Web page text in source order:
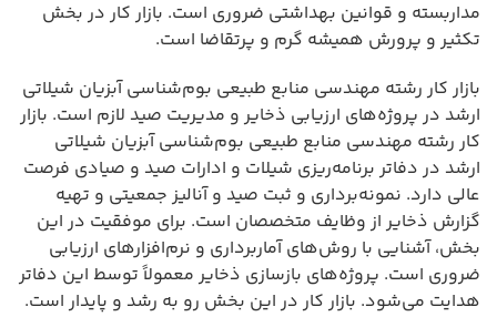
مداربسته و قوانین بهداشتی ضروری است. بازار کار در بخش
تکثیر و پرورش همیشه گرم و پرتقاضا است.
بازار کار رشته مهندسی منابع طبیعی بوم‌شناسی آبزیان شیلاتی
ارشد در پروژه‌های ارزیابی ذخایر و مدیریت صید لازم است. بازار
کار رشته مهندسی منابع طبیعی بوم‌شناسی آبزیان شیلاتی
ارشد در دفاتر برنامه‌ریزی شیلات و ادارات صید و صیادی فرصت
عالی دارد. نمونه‌برداری و ثبت صید و آنالیز جمعیتی و تهیه
گزارش ذخایر از وظایف متخصصان است. برای موفقیت در این
بخش، آشنایی با روش‌های آماربرداری و نرم‌افزارهای ارزیابی
ضروری است. پروژه‌های بازسازی ذخایر معمولاً توسط این دفاتر
هدایت می‌شود. بازار کار در این بخش رو به رشد و پایدار است.